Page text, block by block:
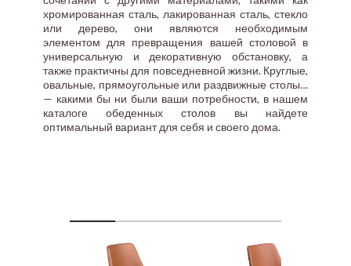
хромированная сталь, лакированная сталь, стекло
или дерево, они являются необходимым
элементом для превращения вашей столовой в
универсальную и декоративную обстановку, а
также практичны для повседневной жизни. Круглые,
овальные, прямоугольные или раздвижные столы…
— какими бы ни были ваши потребности, в нашем
каталоге обеденных столов вы найдете
оптимальный вариант для себя и своего дома.